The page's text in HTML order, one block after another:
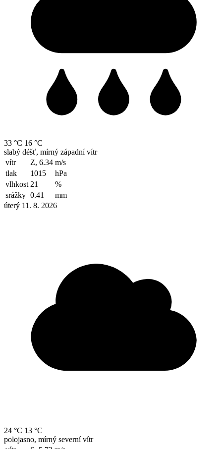
33 °C 16 °C
slabý déšť, mírný západní vítr
vítr
Z, 6.34 m/s
tlak
1015
hPa
vlhkost 21
%
srážky 0.41
mm
úterý 11. 8. 2026
24 °C 13 °C
polojasno, mírný severní vítr